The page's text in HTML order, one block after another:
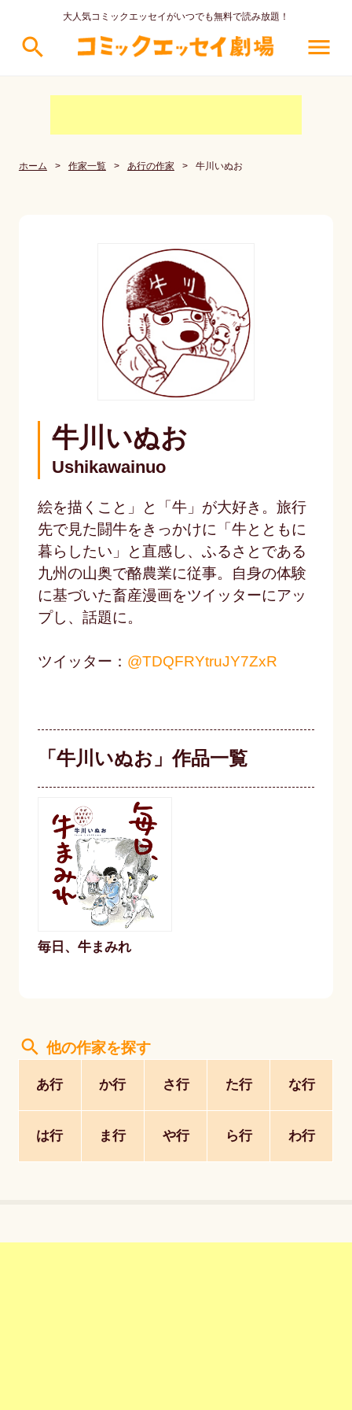
大人気コミックエッセイがいつでも無料で読み放題！
search menu
ホーム > 作家一覧 > あ行の作家 > 牛川いぬお
牛川いぬお
Ushikawainuo
絵を描くこと」と「牛」が大好き。旅行
先で見た闘牛をきっかけに「牛とともに
暮らしたい」と直感し、ふるさとである
九州の山奥で酪農業に従事。自身の体験
に基づいた畜産漫画をツイッターにアッ
プし、話題に。
ツイッター： @TDQFRYtruJY7ZxR
「牛川いぬお」作品一覧
毎日、牛まみれ
search 他の作家を探す
あ行 か行 さ行 た行 な行
は行 ま行 や行 ら行 わ行